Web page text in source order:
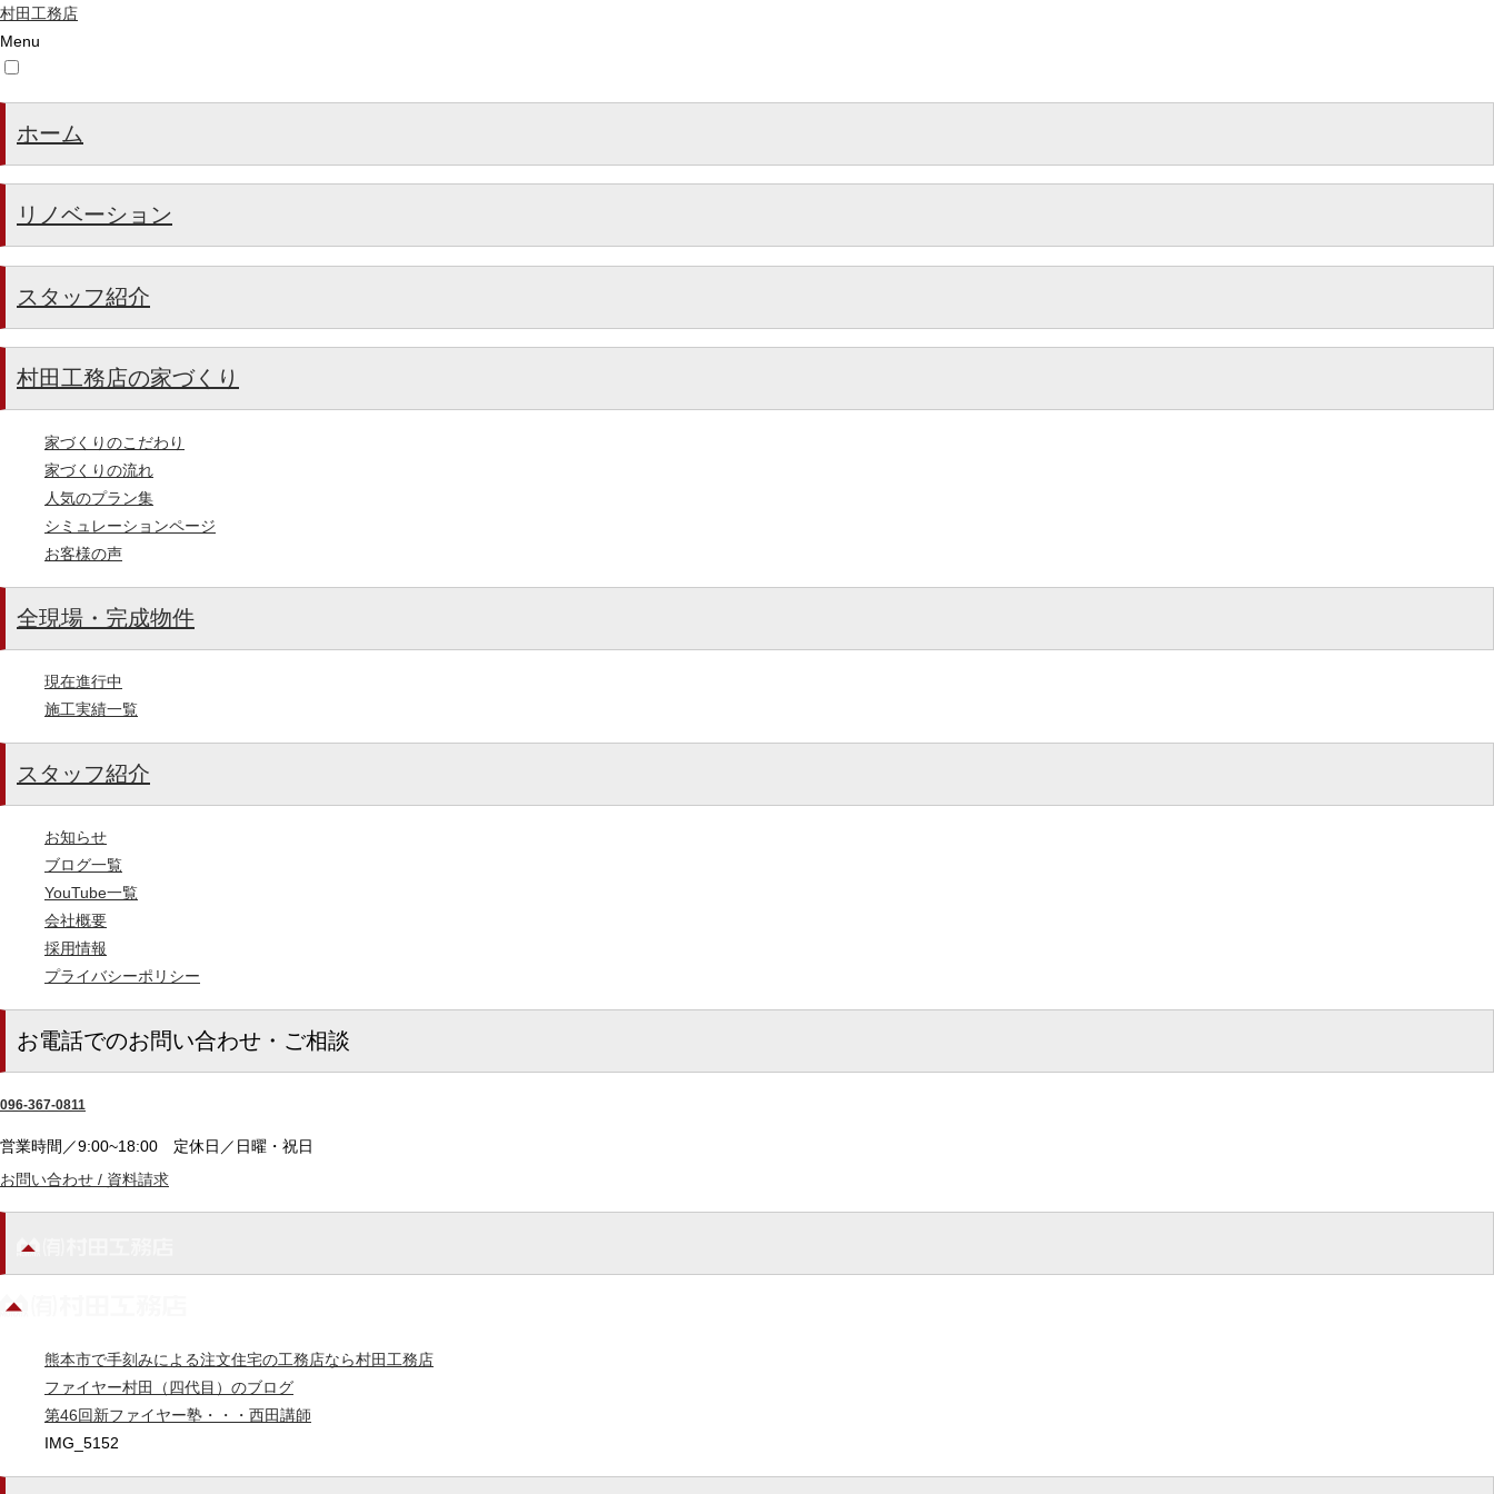
村田工務店
Menu
ホーム
リノベーション
スタッフ紹介
村田工務店の家づくり
家づくりのこだわり
家づくりの流れ
人気のプラン集
シミュレーションページ
お客様の声
全現場・完成物件
現在進行中
施工実績一覧
スタッフ紹介
お知らせ
ブログ一覧
YouTube一覧
会社概要
採用情報
プライバシーポリシー
お電話でのお問い合わせ・ご相談
096-367-0811
営業時間／9:00~18:00 定休日／日曜・祝日
お問い合わせ / 資料請求
熊本市で手刻みによる注文住宅の工務店なら村田工務店
ファイヤー村田（四代目）のブログ
第46回新ファイヤー塾・・・西田講師
IMG_5152